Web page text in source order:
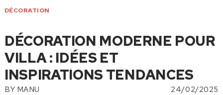
DÉCORATION
DÉCORATION MODERNE POUR
VILLA : IDÉES ET
INSPIRATIONS TENDANCES
BY MANU 24/02/2025